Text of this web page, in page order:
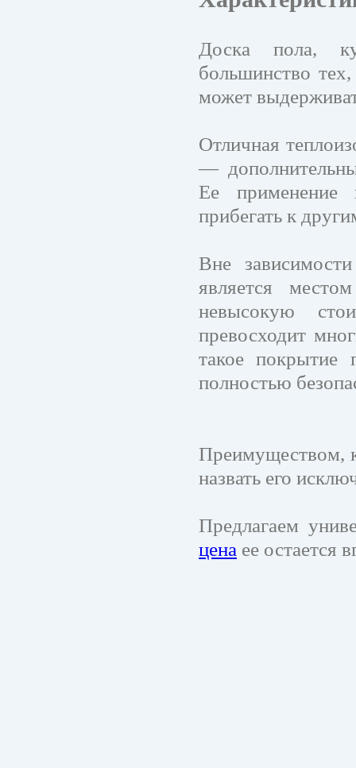
Доска пола,
большинство
может
Отличная
—
Ее применение
прибегать к
Вне
является
невысокую
превосходит
такое покрытие
полностью
Преимуществом,
назвать его
Предлагаем
цена ее остается